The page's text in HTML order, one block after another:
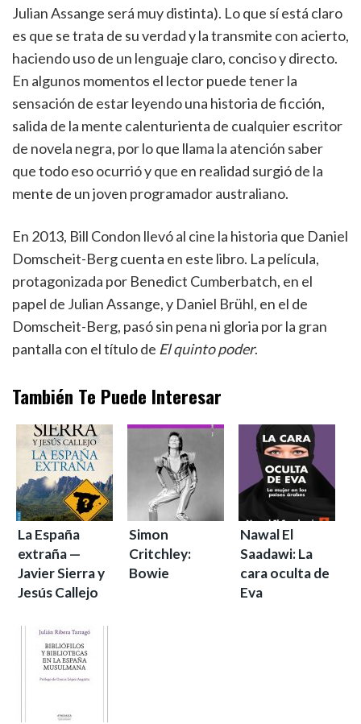
Julian Assange será muy distinta). Lo que sí está claro
es que se trata de su verdad y la transmite con acierto,
haciendo uso de un lenguaje claro, conciso y directo.
En algunos momentos el lector puede tener la
sensación de estar leyendo una historia de ficción,
salida de la mente calenturienta de cualquier escritor
de novela negra, por lo que llama la atención saber
que todo eso ocurrió y que en realidad surgió de la
mente de un joven programador australiano.
En 2013, Bill Condon llevó al cine la historia que Daniel
Domscheit-Berg cuenta en este libro. La película,
protagonizada por Benedict Cumberbatch, en el
papel de Julian Assange, y Daniel Brühl, en el de
Domscheit-Berg, pasó sin pena ni gloria por la gran
pantalla con el título de El quinto poder.
También Te Puede Interesar
La España
extraña —
Javier Sierra y
Jesús Callejo
Simon
Critchley:
Bowie
Nawal El
Saadawi: La
cara oculta de
Eva